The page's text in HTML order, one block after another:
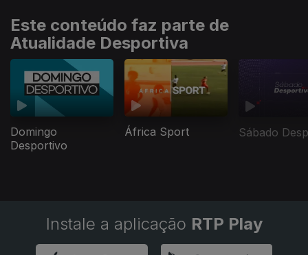
Este conteúdo faz parte de
Atualidade Desportiva
Domingo
Desportivo
África Sport Sábado
Instale a aplicação RTP Play